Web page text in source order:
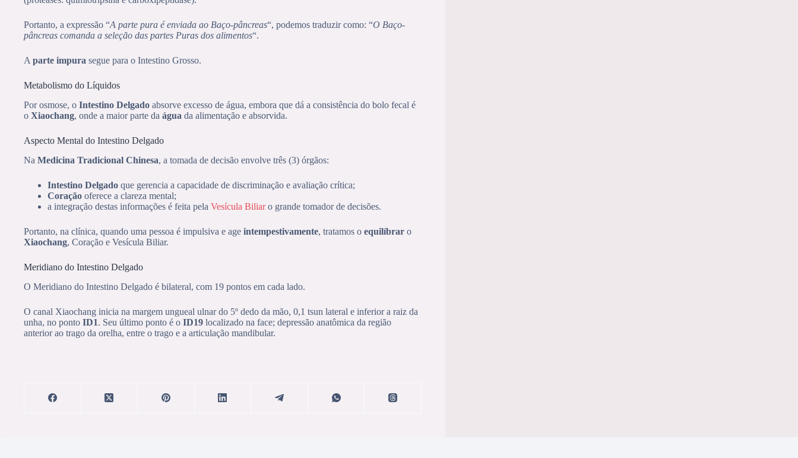
Portanto, a expressão “A parte pura é enviada ao Baço-pâncreas“, podemos traduzir como: “O Baço-
pâncreas comanda a seleção das partes Puras dos alimentos“.
A parte impura segue para o Intestino Grosso.
Metabolismo do Líquidos
Por osmose, o Intestino Delgado absorve excesso de água, embora que dá a consistência do bolo fecal é
o Xiaochang, onde a maior parte da água da alimentação e absorvida.
Aspecto Mental do Intestino Delgado
Na Medicina Tradicional Chinesa, a tomada de decisão envolve três (3) órgãos:
Intestino Delgado que gerencia a capacidade de discriminação e avaliação crítica;
Coração oferece a clareza mental;
a integração destas informações é feita pela Vesícula Biliaro grande tomador de decisões.
Portanto, na clínica, quando uma pessoa é impulsiva e age intempestivamente, tratamos o equilíbrar o
Xiaochang, Coração e Vesícula Biliar.
Meridiano do Intestino Delgado
O Meridiano do Intestino Delgado é bilateral, com 19 pontos em cada lado.
O canal Xiaochang inicia na margem ungueal ulnar do 5º dedo da mão, 0,1 tsun lateral e inferior a raiz da
unha, no ponto ID1. Seu último ponto é o ID19 localizado na face; depressão anatômica da região
anterior ao trago da orelha, entre o trago e a articulação mandibular.